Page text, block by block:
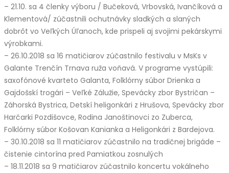
– 21.10. sa 4 členky výboru / Bučeková, Vrbovská, Ivančíková a
Klementová/ zúčastnili ochutnávky sladkých a slaných
dobrôt vo Veľkých Úľanoch, kde prispeli aj svojimi pekárskymi
výrobkami.
– 26.10.2018 sa 16 matičiarov zúčastnilo festivalu v MsKs v
Galante Trenčín Trnava ruža voňavá. V programe vystúpili:
saxofónové kvarteto Galanta, Folklórny súbor Drienka a
Gajdošskí trogári – Veľké Zálužie, Spevácky zbor Bystričan –
Záhorská Bystrica, Detskí heligonkári z Hrušova, Spevácky zbor
Harčarki Pozdišovce, Rodina Janoštinovci zo Zuberca,
Folklórny súbor Košovan Kanianka a Heligonkári z Bardejova.
– 30.10.2018 sa 11 matičiarov zúčastnilo na tradičnej brigáde –
čistenie cintorína pred Pamiatkou zosnulých
– 18.11.2018 sa 9 matičiarov zúčastnilo koncertu vokálneho